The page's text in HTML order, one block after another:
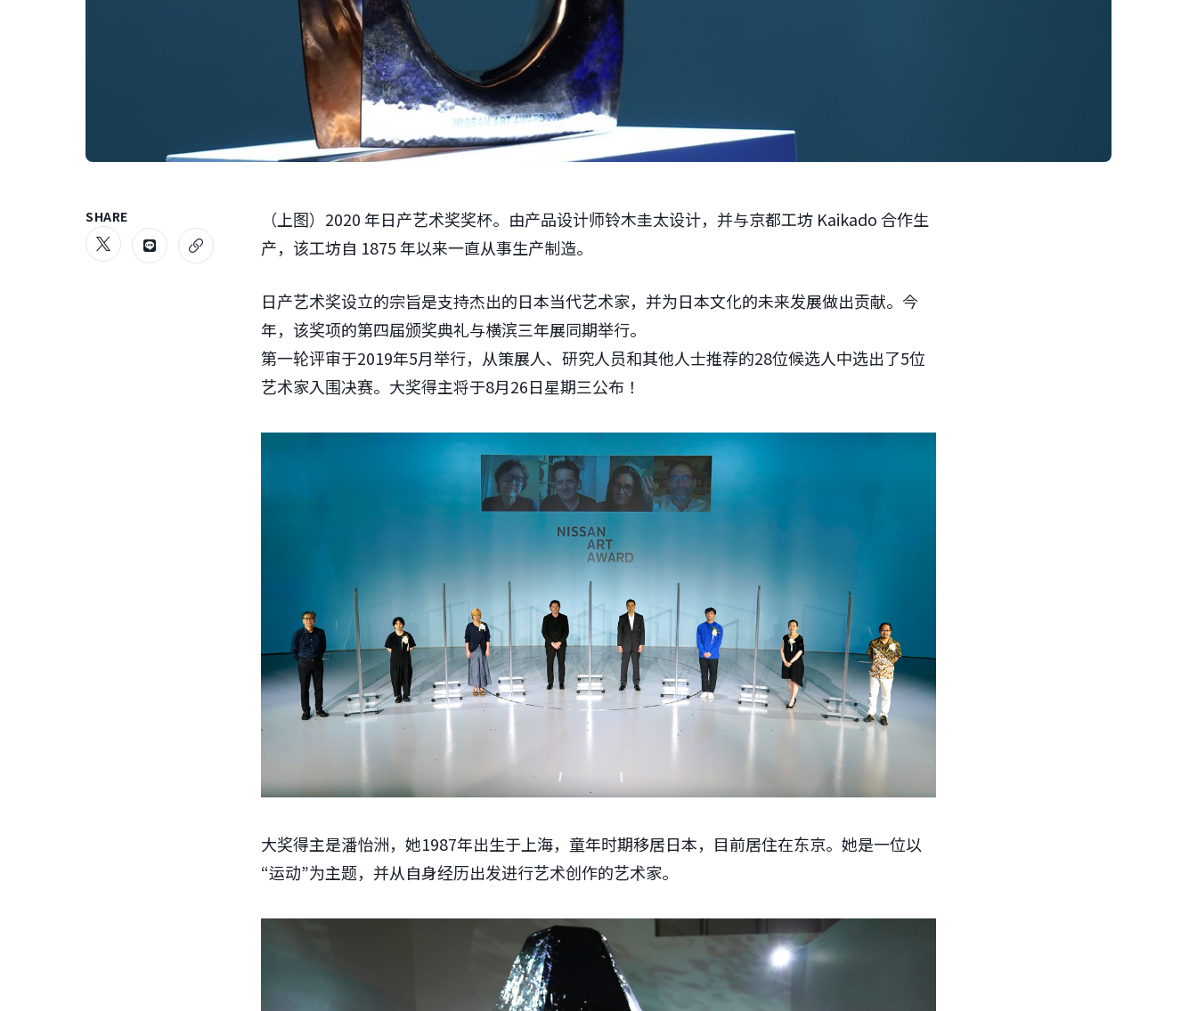
（上图）2020 年日产艺术奖奖杯。由产品设计师铃木圭太设计，并与京都工坊 Kaikado 合作生
产，该工坊自 1875 年以来一直从事生产制造。
日产艺术奖设立的宗旨是支持杰出的日本当代艺术家，并为日本文化的未来发展做出贡献。今
年，该奖项的第四届颁奖典礼与横滨三年展同期举行。
第一轮评审于2019年5月举行，从策展人、研究人员和其他人士推荐的28位候选人中选出了5位
艺术家入围决赛。大奖得主将于8月26日星期三公布！
大奖得主是潘怡洲，她1987年出生于上海，童年时期移居日本，目前居住在东京。她是一位以
“运动”为主题，并从自身经历出发进行艺术创作的艺术家。
SHARE